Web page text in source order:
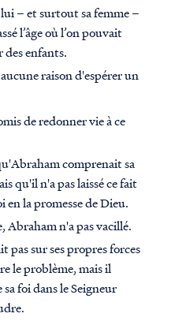
– et surtout sa femme –
l’âge où l’on pouvait
des enfants.
raison d'espérer un
de redonner vie à ce
comprenait sa
qu'il n'a pas laissé ce fait
en la promesse de Dieu.
Abraham n'a pas vacillé.
pas sur ses propres forces
le problème, mais il
foi dans le Seigneur